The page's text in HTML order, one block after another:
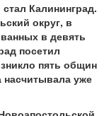
Калининград.
округ, в
в девять
посетил
пять общин
уже